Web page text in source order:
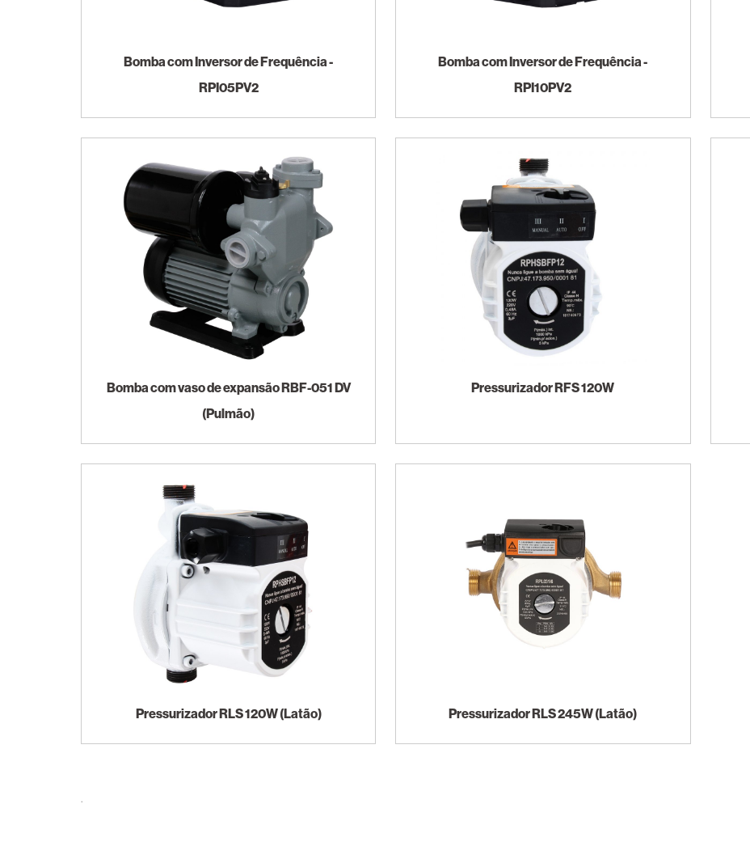
Bomba com Inversor de Frequência -
RPI05PV2
Bomba com Inversor de Frequência -
RPI10PV2
Bomba com vaso de expansão RBF-051 DV
(Pulmão)
Pressurizador RFS 120W
Pressurizador RLS 120W (Latão) Pressurizador RLS 245W (Latão)
.